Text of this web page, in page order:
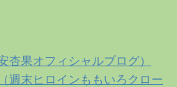
杏果オフィシャルブログ）
週末ヒロインももいろクロー